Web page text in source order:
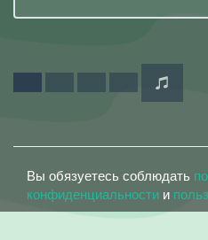
Вы обязуетесь соблюдать
конфиденциальности и